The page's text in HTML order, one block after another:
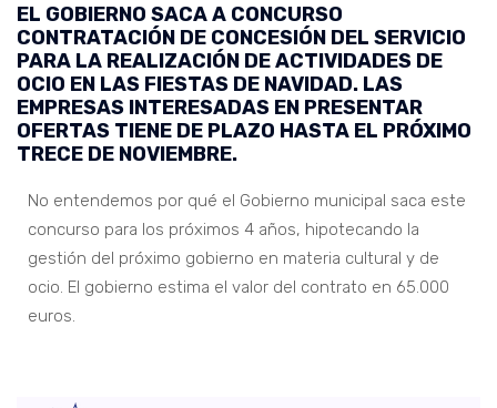
EL GOBIERNO SACA A CONCURSO
CONTRATACIÓN DE CONCESIÓN DEL SERVICIO
PARA LA REALIZACIÓN DE ACTIVIDADES DE
OCIO EN LAS FIESTAS DE NAVIDAD. LAS
EMPRESAS INTERESADAS EN PRESENTAR
OFERTAS TIENE DE PLAZO HASTA EL PRÓXIMO
TRECE DE NOVIEMBRE.
No entendemos por qué el Gobierno municipal saca este
concurso para los próximos 4 años, hipotecando la
gestión del próximo gobierno en materia cultural y de
ocio. El gobierno estima el valor del contrato en 65.000
euros.